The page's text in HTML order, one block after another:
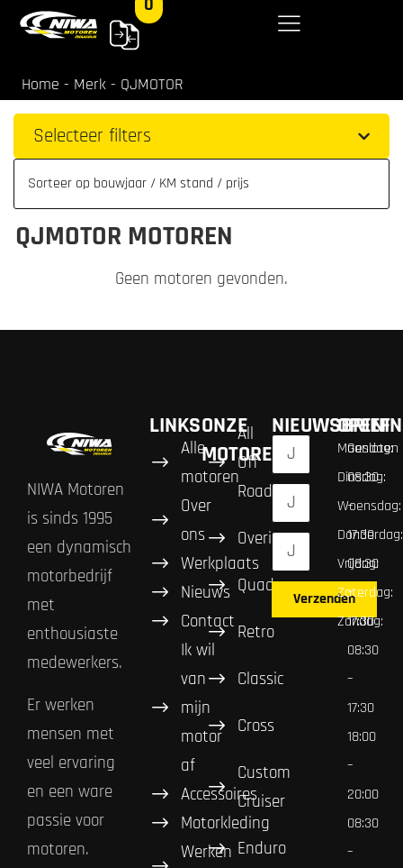
Home - Merk - QJMOTOR
Selecteer filters
QJMOTOR MOTOREN
Geen motoren gevonden.
NIWA Motoren
is sinds 1995
een dynamisch
motorbedrijf
met
enthousiaste
medewerkers.
Er werken
mensen met
veel ervaring
en een ware
passie voor
motoren.
LINKS
Alle
motoren
Over
ons
Werkplaats
Nieuws
Contact
Ik wil
van
mijn
motor
af
Accessoires
Motorkleding
Werken
ONZE
MOTOREN
All
Off
Road
Overig
Quad
Retro
Classic
Cross
Custom
Cruiser
Enduro
NIEUWSBRIEF
Verzenden
Maandag:
Dinsdag:
Woensdag:
Donderdag:
Vrijdag:
Zaterdag:
Zondag:
Gesloten
08:30
–
17:30
08:30
–
17:30
08:30
–
17:30
18:00
–
20:00
08:30
–